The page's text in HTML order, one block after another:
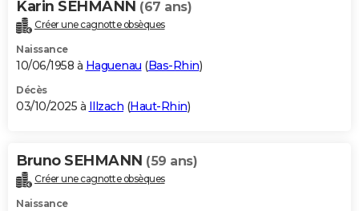
Alimentation
Guide de la santé
Maladies
Médicaments
Sommeil
VOYAGE
Destinations
City break
Voyage nature
Voyage de noces
Forum
Climat
+PHOTO
GUIDES D'ACHAT
BONS PLANS
Carte de Noël
Carte Bonne année
Carte Saint-Valentin
Carte Pâques
Carte d'anniversaire
DICTIONNAIRE
Dictionnaire
Biographies
Citations
Expressions
Proverbes
PROGRAMME TV
Karin SEHMANN (67 ans)
Créer une cagnotte obsèques
Naissance
10/06/1958 à Haguenau (Bas-Rhin)
Décès
03/10/2025 à Illzach (Haut-Rhin)
Bruno SEHMANN (59 ans)
Créer une cagnotte obsèques
Naissance